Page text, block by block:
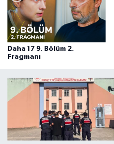
Daha 17 9. Bölüm 2.
Fragmanı